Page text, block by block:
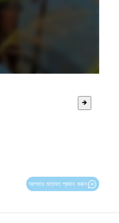
🡺
আপনার মতামত প্রদান করুন